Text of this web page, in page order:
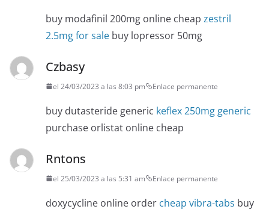
buy modafinil 200mg online cheap zestril
2.5mg for sale buy lopressor 50mg
Czbasy
el 24/03/2023 a las 8:03 pm Enlace permanente
buy dutasteride generic keflex 250mg generic
purchase orlistat online cheap
Rntons
el 25/03/2023 a las 5:31 am Enlace permanente
doxycycline online order cheap vibra-tabs buy